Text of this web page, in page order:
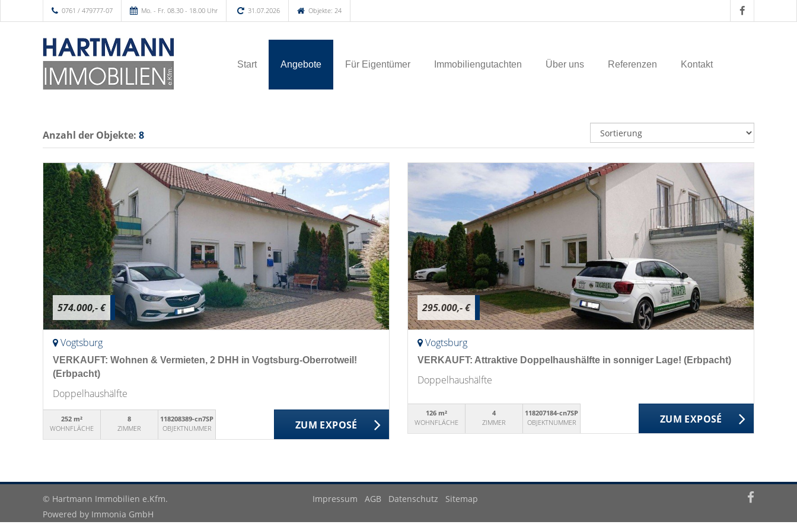
0761 / 479777-07 Mo. - Fr. 08.30 - 18.00 Uhr 31.07.2026 Objekte: 24
Start Angebote Für Eigentümer Immobiliengutachten Über uns Referenzen Kontakt
Anzahl der Objekte: 8
574.000,- €
Vogtsburg
VERKAUFT: Wohnen & Vermieten, 2 DHH in Vogtsburg-Oberrotweil!
(Erbpacht)
Doppelhaushälfte
252 m²
WOHNFLÄCHE
8
ZIMMER
118208389-cn7SP
OBJEKTNUMMER
ZUM EXPOSÉ
295.000,- €
Vogtsburg
VERKAUFT: Attraktive Doppelhaushälfte in sonniger Lage! (Erbpacht)
Doppelhaushälfte
126 m²
WOHNFLÄCHE
4
ZIMMER
118207184-cn7SP
OBJEKTNUMMER
ZUM EXPOSÉ
© Hartmann Immobilien e.Kfm.
Powered by Immonia GmbH
Impressum AGB Datenschutz Sitemap